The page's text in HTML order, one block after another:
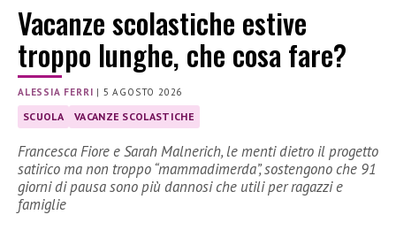
Vacanze scolastiche estive
troppo lunghe, che cosa fare?
ALESSIA FERRI | 5 AGOSTO 2026
SCUOLA VACANZE SCOLASTICHE
Francesca Fiore e Sarah Malnerich, le menti dietro il progetto
satirico ma non troppo “mammadimerda”, sostengono che 91
giorni di pausa sono più dannosi che utili per ragazzi e
famiglie